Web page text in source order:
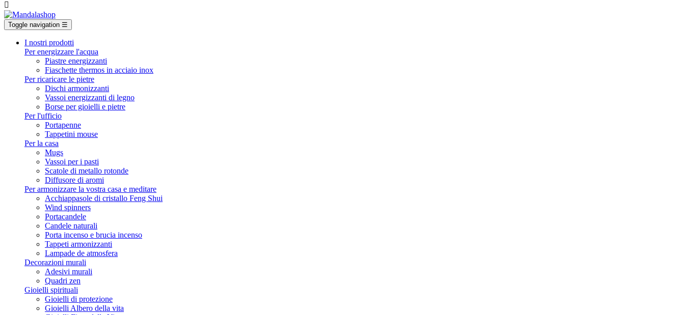

Toggle navigation ☰
I nostri prodotti
Per energizzare l'acqua
Piastre energizzanti
Fiaschette thermos in acciaio inox
Per ricaricare le pietre
Dischi armonizzanti
Vassoi energizzanti di legno
Borse per gioielli e pietre
Per l'ufficio
Portapenne
Tappetini mouse
Per la casa
Mugs
Vassoi per i pasti
Scatole di metallo rotonde
Diffusore di aromi
Per armonizzare la vostra casa e meditare
Acchiappasole di cristallo Feng Shui
Wind spinners
Portacandele
Candele naturali
Porta incenso e brucia incenso
Tappeti armonizzanti
Lampade de atmosfera
Decorazioni murali
Adesivi murali
Quadri zen
Gioielli spirituali
Gioielli di protezione
Gioielli Albero della vita